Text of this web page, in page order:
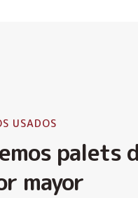
USADOS
palets
mayor